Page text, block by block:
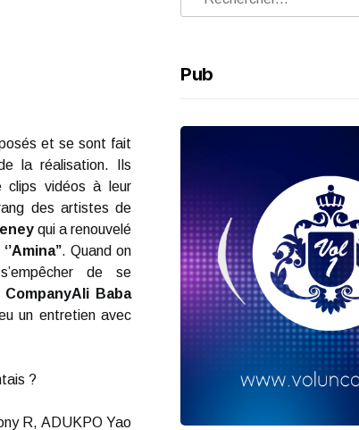
et se sont fait
la réalisation. Ils
clips vidéos à leur
des artistes de
qui a renouvelé
‘’Amina’’. Quand on
de se
CompanyAli Baba
un entretien avec
?
R, ADUKPO Yao
Pub